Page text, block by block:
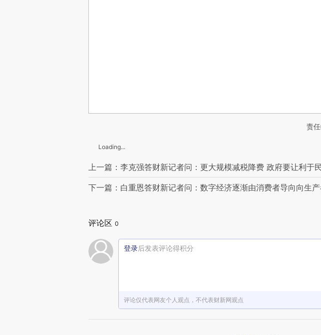
责
Loading...
上一篇：李克强答财新记者问：更大规模减税降费 政府要让利于
下一篇：白重恩答财新记者问：数字经济逐渐由消费者导向向生
评论区 0
登录后发表评论得积分
评论仅代表网友个人观点，不代表财新网观点